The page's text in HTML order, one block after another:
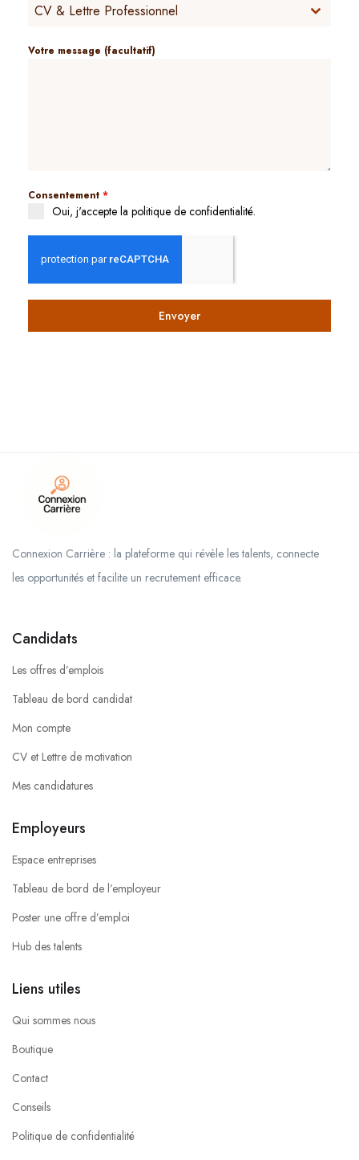
CV & Lettre Professionnel
Votre message (facultatif)
Consentement *
Oui, j'accepte la politique de confidentialité.
Envoyer
Connexion Carrière : la plateforme qui révèle les talents, connecte
les opportunités et facilite un recrutement efficace.
Candidats
Les offres d’emplois
Tableau de bord candidat
Mon compte
CV et Lettre de motivation
Mes candidatures
Employeurs
Espace entreprises
Tableau de bord de l’employeur
Poster une offre d’emploi
Hub des talents
Liens utiles
Qui sommes nous
Boutique
Contact
Conseils
Politique de confidentialité